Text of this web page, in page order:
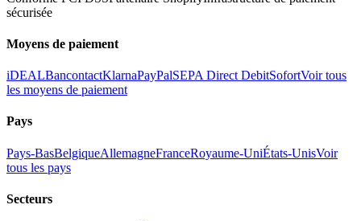
sécurisée
Moyens de paiement
iDEALBancontactKlarnaPayPalSEPA Direct DebitSofortVoir tous
les moyens de paiement
Pays
Pays-BasBelgiqueAllemagneFranceRoyaume-UniÉtats-UnisVoir
tous les pays
Secteurs